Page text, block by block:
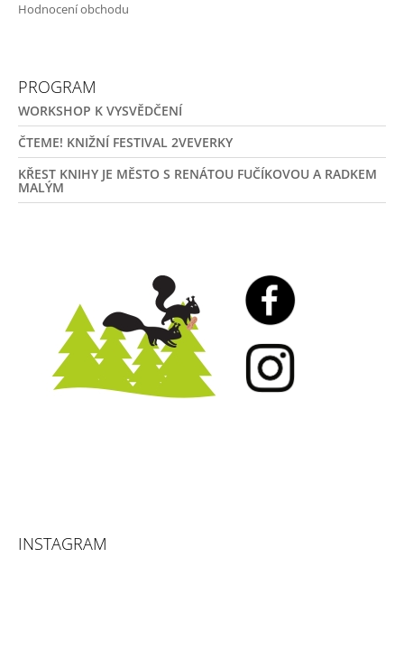
Hodnocení obchodu
PROGRAM
WORKSHOP K VYSVĚDČENÍ
ČTEME! KNIŽNÍ FESTIVAL 2VEVERKY
KŘEST KNIHY JE MĚSTO S RENÁTOU FUČÍKOVOU A RADKEM
MALÝM
INSTAGRAM